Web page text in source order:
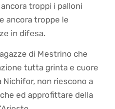
troppi i palloni
ancora troppe le
in difesa.
di Mestrino che
tutta grinta e cuore
non riescono a
ed approfittare della